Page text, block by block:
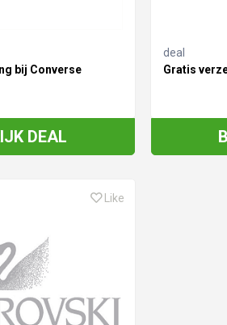
bij Converse
DEAL
deal
Gratis
Like